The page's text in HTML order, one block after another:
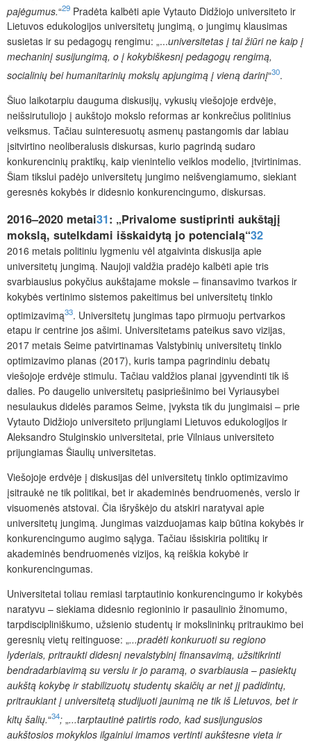
pajėgumus.“29 Pradėta kalbėti apie Vytauto Didžiojo universiteto ir
Lietuvos edukologijos universitetų jungimą, o jungimų klausimas
susietas ir su pedagogų rengimu: „...universitetas į tai žiūri ne kaip į
mechaninį susijungimą, o į kokybiškesnį pedagogų rengimą,
socialinių bei humanitarinių mokslų apjungimą į vieną darinį“30.
Šiuo laikotarpiu dauguma diskusijų, vykusių viešojoje erdvėje,
neišsirutuliojo į aukštojo mokslo reformas ar konkrečius politinius
veiksmus. Tačiau suinteresuotų asmenų pastangomis dar labiau
įsitvirtino neoliberalusis diskursas, kurio pagrindą sudaro
konkurencinių praktikų, kaip vienintelio veiklos modelio, įtvirtinimas.
Šiam tikslui padėjo universitetų jungimo neišvengiamumo, siekiant
geresnės kokybės ir didesnio konkurencingumo, diskursas.
2016–2020 metai31: „Privalome sustiprinti aukštąjį
mokslą, sutelkdami išskaidytą jo potencialą“32
2016 metais politiniu lygmeniu vėl atgaivinta diskusija apie
universitetų jungimą. Naujoji valdžia pradėjo kalbėti apie tris
svarbiausius pokyčius aukštajame moksle – finansavimo tvarkos ir
kokybės vertinimo sistemos pakeitimus bei universitetų tinklo
optimizavimą33. Universitetų jungimas tapo pirmuoju pertvarkos
etapu ir centrine jos ašimi. Universitetams pateikus savo vizijas,
2017 metais Seime patvirtinamas Valstybinių universitetų tinklo
optimizavimo planas (2017), kuris tampa pagrindiniu debatų
viešojoje erdvėje stimulu. Tačiau valdžios planai įgyvendinti tik iš
dalies. Po daugelio universitetų pasipriešinimo bei Vyriausybei
nesulaukus didelės paramos Seime, įvyksta tik du jungimaisi – prie
Vytauto Didžiojo universiteto prijungiami Lietuvos edukologijos ir
Aleksandro Stulginskio universitetai, prie Vilniaus universiteto
prijungiamas Šiaulių universitetas.
Viešojoje erdvėje į diskusijas dėl universitetų tinklo optimizavimo
įsitraukė ne tik politikai, bet ir akademinės bendruomenės, verslo ir
visuomenės atstovai. Čia išryškėjo du atskiri naratyvai apie
universitetų jungimą. Jungimas vaizduojamas kaip būtina kokybės ir
konkurencingumo augimo sąlyga. Tačiau išsiskiria politikų ir
akademinės bendruomenės vizijos, ką reiškia kokybė ir
konkurencingumas.
Universitetai toliau remiasi tarptautinio konkurencingumo ir kokybės
naratyvu – siekiama didesnio regioninio ir pasaulinio žinomumo,
tarpdiscipliniškumo, užsienio studentų ir mokslininkų pritraukimo bei
geresnių vietų reitinguose: „...pradėti konkuruoti su regiono
lyderiais, pritraukti didesnį nevalstybinį finansavimą, užsitikrinti
bendradarbiavimą su verslu ir jo paramą, o svarbiausia – pasiektų
aukštą kokybę ir stabilizuotų studentų skaičių ar net jį padidintų,
pritraukiant į universitetą studijuoti jaunimą ne tik iš Lietuvos, bet ir
kitų šalių.“34; „...tarptautinė patirtis rodo, kad susijungusios
aukštosios mokyklos ilgainiui imamos vertinti aukštesne vieta ir